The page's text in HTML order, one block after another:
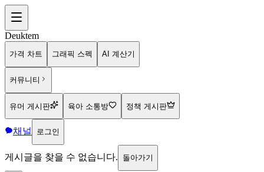
Deuktem
가격 차트 그래픽 스펙 AI 계산기
커뮤니티
유머 게시판 육아 소통방 정책 게시판
채널 로그인
게시글을 찾을 수 없습니다. 돌아가기